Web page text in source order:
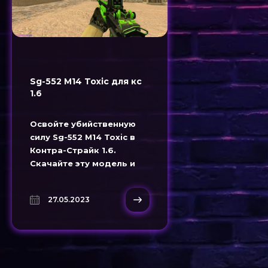
Sg-552 M14 Toxic для кс
1.6
Освойте убийственную
силу Sg-552 M14 Toxic в
Контра-Страйк 1.6.
Скачайте эту модель и
27.05.2023